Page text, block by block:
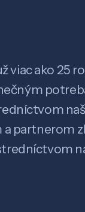
viac ako 25
a partnerom